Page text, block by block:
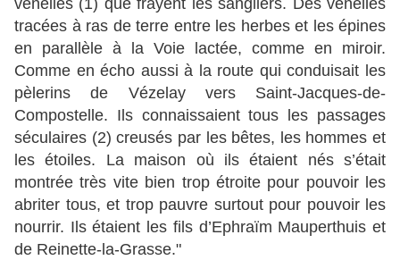
venelles (1) que frayent les sangliers. Des venelles
tracées à ras de terre entre les herbes et les épines
en parallèle à la Voie lactée, comme en miroir.
Comme en écho aussi à la route qui conduisait les
pèlerins de Vézelay vers Saint-Jacques-de-
Compostelle. Ils connaissaient tous les passages
séculaires (2) creusés par les bêtes, les hommes et
les étoiles. La maison où ils étaient nés s’était
montrée très vite bien trop étroite pour pouvoir les
abriter tous, et trop pauvre surtout pour pouvoir les
nourrir. Ils étaient les fils d’Ephraïm Mauperthuis et
de Reinette-la-Grasse."